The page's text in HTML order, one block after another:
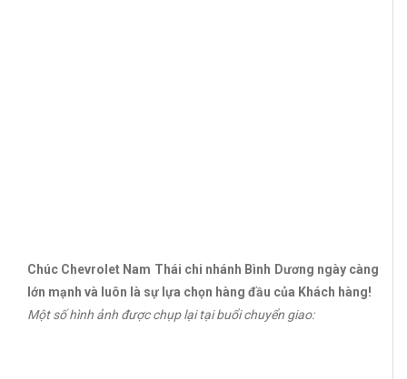
Chúc Chevrolet Nam Thái chi nhánh Bình Dương ngày càng
lớn mạnh và luôn là sự lựa chọn hàng đầu của Khách hàng!
Một số hình ảnh được chụp lại tại buổi chuyển giao: